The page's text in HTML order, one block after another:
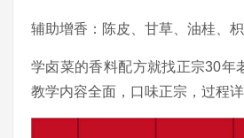
辅助增香：陈皮、甘草、油桂、
学卤菜的香料配方就找正宗30年
教学内容全面，口味正宗，过程详